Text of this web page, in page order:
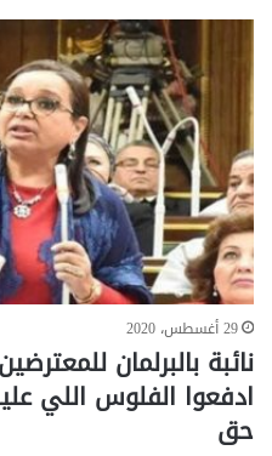
29 أغسطس، 2020
نائبة بالبرلمان
ادفعوا الفلوس اللي
حق